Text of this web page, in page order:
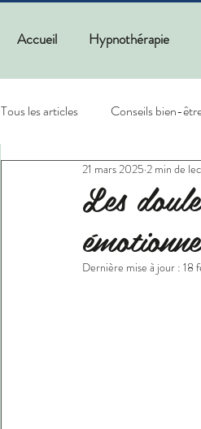
Accueil Hypnothérapie
Tous les articles Conseils bien-
Les
21 mars 2025 2 min de
Dernière mise à jour : 18